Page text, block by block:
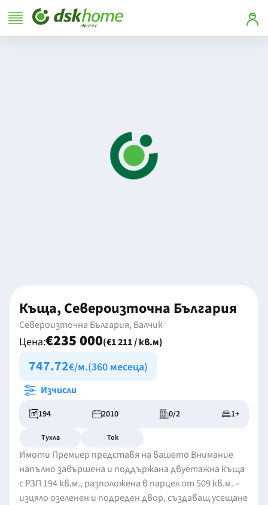
Къща, Североизточна България
Североизточна България, Балчик
Цена:€235 000(€1 211 / кв.м)
747.72€/м.(360 месеца)
Изчисли
194 2010 0/2 1+
Тухла Ток
Имоти Премиер представя на вашето Внимание
напълно завършена и поддържана двуетажна къща
с РЗП 194 кв.м., разположена в парцел от 509 кв.м. –
изцяло озеленен и подреден двор, създаващ усещане